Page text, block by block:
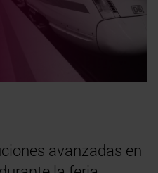
avanzadas en